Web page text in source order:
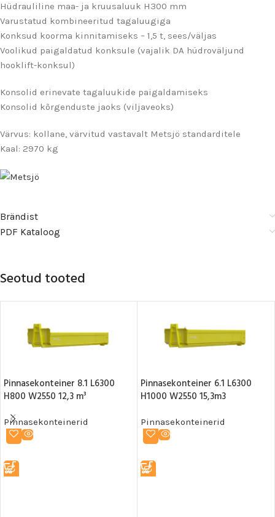
Hüdrauliline maa- ja kruusaluuk H300 mm
Varustatud kombineeritud tagaluugiga
Konksud koorma kinnitamiseks – 1,5 t, sees/väljas
Voolikud paigaldatud konksule (vajalik DA hüdroväljund
hooklift-konksul)
Konsolid erinevate tagaluukide paigaldamiseks
Konsolid kõrgenduste jaoks (viljaveoks)
Värvus: kollane, värvitud vastavalt Metsjö standarditele
Kaal: 2970 kg
Brändist
PDF Kataloog
Seotud tooted
Pinnasekonteiner 8.1 L6300
H800 W2550 12,3 m³
Pinnasekonteinerid
Pinnasekonteiner 6.1 L6300
H1000 W2550 15,3m3
Pinnasekonteinerid